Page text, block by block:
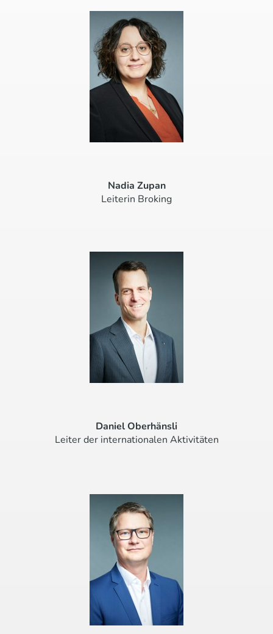
Nadia Zupan
Leiterin Broking
Daniel Oberhänsli
Leiter der internationalen Aktivitäten